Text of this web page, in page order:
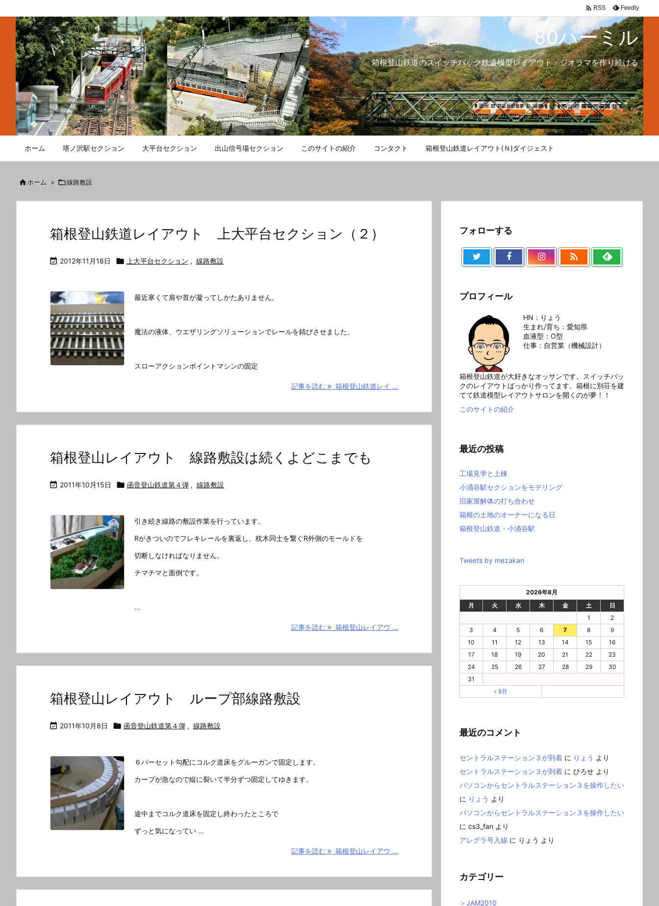
80パーミル
箱根登山鉄道のスイッチバック鉄道模型レイアウト・ジオラマを作り続ける
ホーム 塔ノ沢駅セクション 大平台セクション 出山信号場セクション このサイトの紹介 コンタクト 箱根登山鉄道レイアウト(Ｎ)ダイジェスト
 RSS Feedly
 ホーム > 線路敷設
箱根登山鉄道レイアウト 上大平台セクション（２）
 2012年11月18日  上大平台セクション , 線路敷設
最近寒くて肩や首が凝ってしかたありません。
魔法の液体、ウエザリングソリューションでレールを錆びさせました。
スローアクションポイントマシンの固定
記事を読む 箱根登山鉄道レイ ...
箱根登山レイアウト 線路敷設は続くよどこまでも
 2011年10月15日  函音登山鉄道第４弾 , 線路敷設
引き続き線路の敷設作業を行っています。
Rがきついのでフレキレールを裏返し、枕木同士を繋ぐR外側のモールドを
切断しなければなりません。
チマチマと面倒です。
...
記事を読む 箱根登山レイアウ ...
箱根登山レイアウト ループ部線路敷設
 2011年10月8日  函音登山鉄道第４弾 , 線路敷設
６パーセット勾配にコルク道床をグルーガンで固定します。
カーブが急なので縦に裂いて半分ずつ固定してゆきます。
途中までコルク道床を固定し終わったところで
ずっと気になってい ...
記事を読む 箱根登山レイアウ ...
フォローする

プロフィール
HN：りょう
生まれ/育ち：愛知県
血液型：O型
仕事：自営業（機械設計）
箱根登山鉄道が大好きなオッサンです。スイッチバッ
クのレイアウトばっかり作ってます。箱根に別荘を建
てて鉄道模型レイアウトサロンを開くのが夢！！
このサイトの紹介
最近の投稿
工場見学と上棟
小涌谷駅セクションをモデリング
旧家屋解体の打ち合わせ
箱根の土地のオーナーになる日
箱根登山鉄道・小涌谷駅
Tweets by mezakan
2026年8月
月
火 水 木 金 土
日
1
2
3
4 5 6 7 8
9
10
11 12 13 14 15
16
17
18 19 20 21 22
23
24
25 26 27 28 29
30
31
« 9月
最近のコメント
セントラルステーション３が到着 に りょう より
セントラルステーション３が到着 に ひろせ より
パソコンからセントラルステーション３を操作したい
に りょう より
パソコンからセントラルステーション３を操作したい
に cs3_fan より
アレグラ号入線 に りょう より
カテゴリー
＞JAM2010